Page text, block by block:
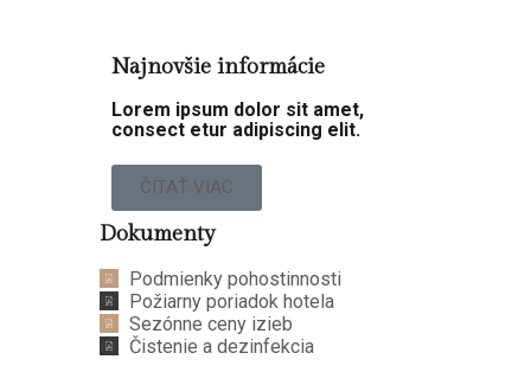
Najnovšie informácie
Lorem ipsum dolor sit amet,
consect etur adipiscing elit.
ČÍTAŤ VIAC
Dokumenty
Podmienky pohostinnosti
Požiarny poriadok hotela
Sezónne ceny izieb
Čistenie a dezinfekcia